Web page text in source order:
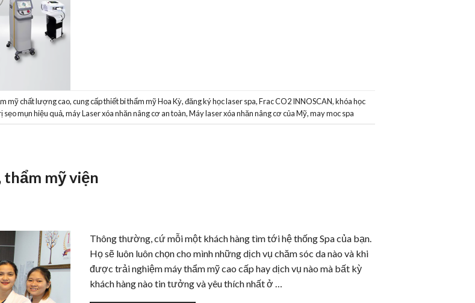
mỹ chất lượng cao,cung cấp thiết bi thẩm mỹ Hoa Kỳ,đăng ký học laser spa,Frac CO2 INNOSCAN,khóa học
sẹo mụn hiệu quả,máy Laser xóa nhăn nâng cơ an toàn,Máy laser xóa nhăn nâng cơ của Mỹ,may moc spa
thẩm mỹ viện
Thông thường, cứ mỗi một khách hàng tìm tới hệ thống Spa của bạn.
Họ sẽ luôn luôn chọn cho mình những dịch vụ chăm sóc da nào và khi
được trải nghiệm máy thẩm mỹ cao cấp hay dịch vụ nào mà bất kỳ
khách hàng nào tin tưởng và yêu thích nhất ở …